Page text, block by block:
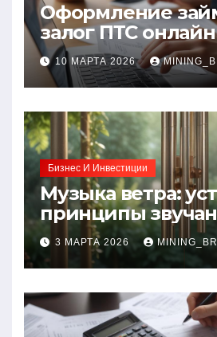
Оформление
залог ПТС
без визита в
требования и
10 МАРТА 2026
Бизнес И Инвестиции
Музыка ветра:
принципы
колокольчиков
3 МАРТА 2026